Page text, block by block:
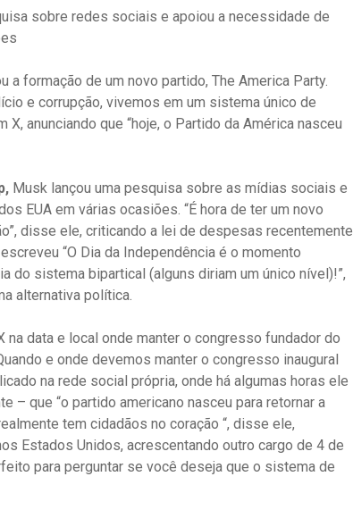
sobre redes sociais e apoiou a necessidade de
a formação de um novo partido, The America Party.
e corrupção, vivemos em um sistema único de
anunciando que “hoje, o Partido da América nasceu
Musk lançou uma pesquisa sobre as mídias sociais e
EUA em várias ocasiões. “É hora de ter um novo
disse ele, criticando a lei de despesas recentemente
“O Dia da Independência é o momento
do sistema bipartical (alguns diriam um único nível)!”,
alternativa política.
data e local onde manter o congresso fundador do
e onde devemos manter o congresso inaugural
na rede social própria, onde há algumas horas ele
– que “o partido americano nasceu para retornar a
tem cidadãos no coração “, disse ele,
Estados Unidos, acrescentando outro cargo de 4 de
para perguntar se você deseja que o sistema de